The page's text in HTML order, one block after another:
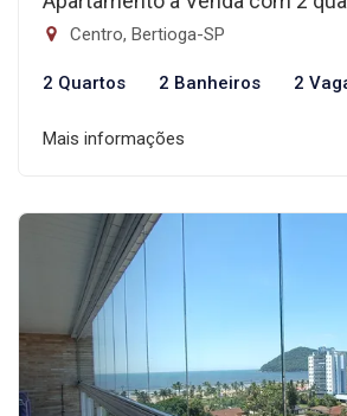
Centro, Bertioga-SP
2 Quartos 2 Banheiros 2
Mais informações